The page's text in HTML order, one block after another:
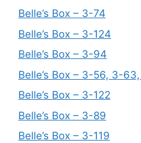
Belle’s Box – 3-74
Belle’s Box – 3-124
Belle’s Box – 3-94
Belle’s Box – 3-56, 3-
Belle’s Box – 3-122
Belle’s Box – 3-89
Belle’s Box – 3-119